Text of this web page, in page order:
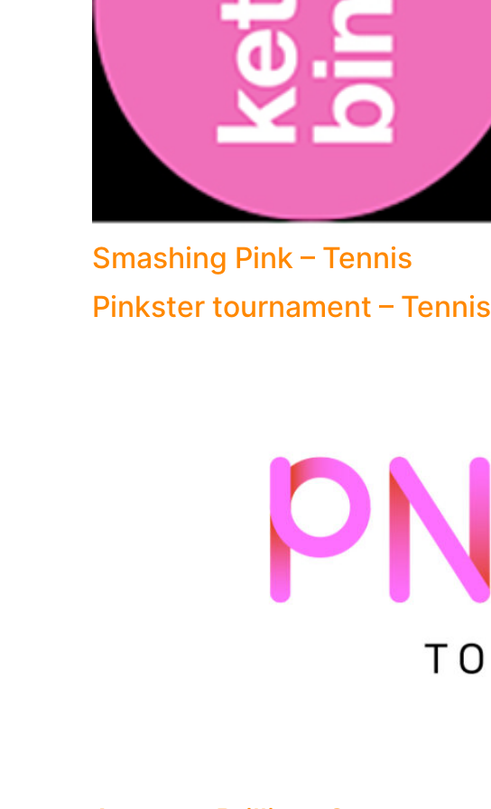
Smashing Pink – Tennis
Pinkster tournament – Tennis